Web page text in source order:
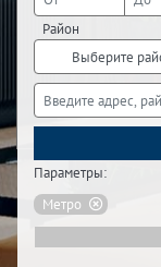
Район
Выберите
Параметры:
Метро